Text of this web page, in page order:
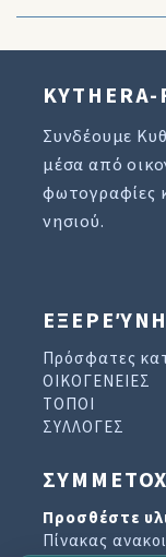
Συνδέουμε
μέσα από
φωτογραφίες
νησιού.
Πρόσφατες
ΟΙΚΟΓΕΝΕΙΕΣ
ΤΟΠΟΙ
ΣΥΛΛΟΓΕΣ
Προσθέστε
Πίνακας